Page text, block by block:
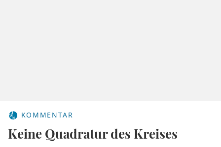
KOMMENTAR
Keine Quadratur des Kreises